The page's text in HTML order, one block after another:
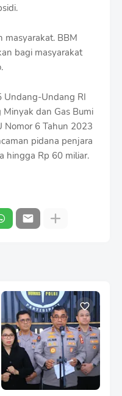
masyarakat. BBM
bagi masyarakat
Undang-Undang RI
dan Gas Bumi
Nomor 6 Tahun 2023
pidana penjara
hingga Rp 60 miliar.